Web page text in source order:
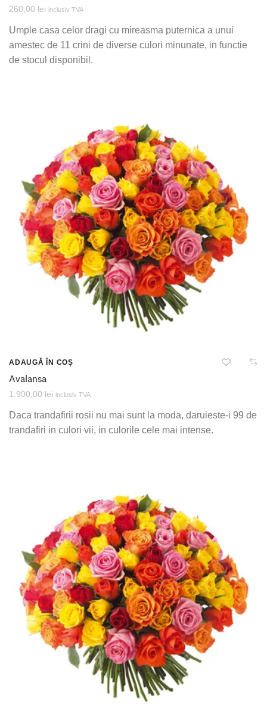
260,00 lei inclusiv TVA
Umple casa celor dragi cu mireasma puternica a unui
amestec de 11 crini de diverse culori minunate, in functie
de stocul disponibil.
ADAUGĂ ÎN COȘ
Avalansa
1.900,00 lei inclusiv TVA
Daca trandafirii rosii nu mai sunt la moda, daruieste-i 99 de
trandafiri in culori vii, in culorile cele mai intense.